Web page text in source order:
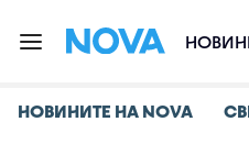
НОВИНИТЕ НА NOVA